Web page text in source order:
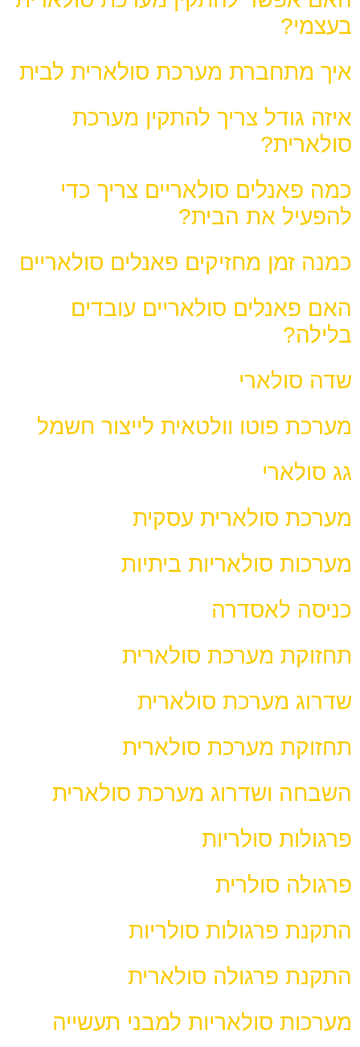
בעצמי?
איך מתחברת מערכת סולארית לבית
איזה גודל צריך להתקין מערכת
סולארית?
כמה פאנלים סולאריים צריך כדי
להפעיל את הבית?
כמנה זמן מחזיקים פאנלים סולאריים
האם פאנלים סולאריים עובדים
בלילה?
שדה סולארי
מערכת פוטו וולטאית לייצור חשמל
גג סולארי
מערכת סולארית עסקית
מערכות סולאריות ביתיות
כניסה לאסדרה
תחזוקת מערכת סולארית
שדרוג מערכת סולארית
תחזוקת מערכת סולארית
השבחה ושדרוג מערכת סולארית
פרגולות סולריות
פרגולה סולרית
התקנת פרגולות סולריות
התקנת פרגולה סולארית
מערכות סולאריות למבני תעשייה